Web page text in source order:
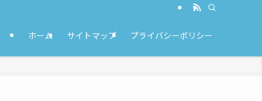
ホーム サイトマップ プライバシーポリシー